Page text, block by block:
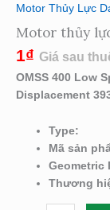
Motor Thủy Lực
Motor thủy
1₫ Giá sau
OMSS 400 Low
Displacement
Mã